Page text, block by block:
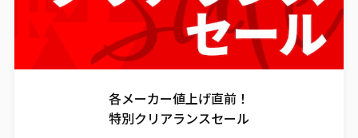
各メーカー値上げ直前！
特別クリアランスセール